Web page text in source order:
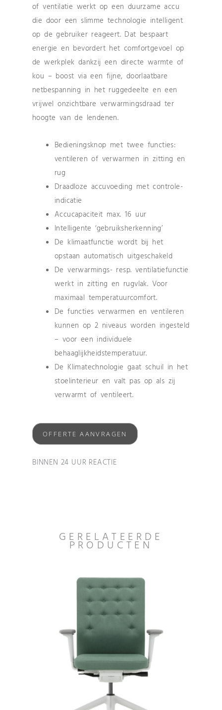
of ventilatie werkt op een duurzame accu
die door een slimme technologie intelligent
op de gebruiker reageert. Dat bespaart
energie en bevordert het comfortgevoel op
de werkplek dankzij een directe warmte of
kou – boost via een fijne, doorlaatbare
netbespanning in het ruggedeelte en een
vrijwel onzichtbare verwarmingsdraad ter
hoogte van de lendenen.
Bedieningsknop met twee functies:
ventileren of verwarmen in zitting en
rug
Draadloze accuvoeding met controle-
indicatie
Accucapaciteit max. 16 uur
Intelligente ‘gebruiksherkenning’
De klimaatfunctie wordt bij het
opstaan automatisch uitgeschakeld
De verwarmings- resp. ventilatiefunctie
werkt in zitting en rugvlak. Voor
maximaal temperatuurcomfort.
De functies verwarmen en ventileren
kunnen op 2 niveaus worden ingesteld
– voor een individuele
behaaglijkheidstemperatuur.
De Klimatechnologie gaat schuil in het
stoelinterieur en valt pas op als zij
verwarmt of ventileert.
OFFERTE AANVRAGEN
BINNEN 24 UUR REACTIE
GERELATEERDE
PRODUCTEN